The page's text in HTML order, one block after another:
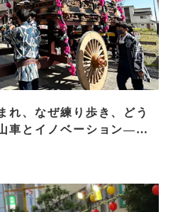
れ、なぜ練り歩き、どう
車とイノベーション―＜